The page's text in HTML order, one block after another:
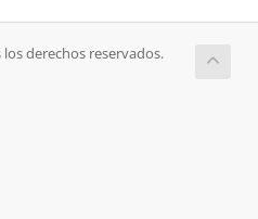
derechos reservados.